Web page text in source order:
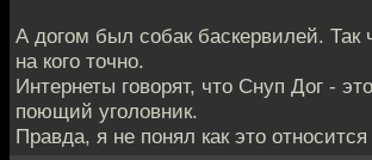
А догом был собак баскервилей. Так
на кого точно.
Интернеты говорят, что Снуп Дог -
поющий уголовник.
Правда, я не понял как это